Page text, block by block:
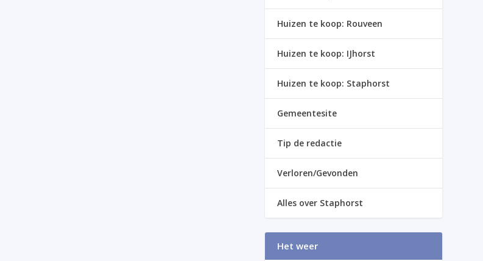
Huizen te koop: Rouveen
Huizen te koop: IJhorst
Huizen te koop: Staphorst
Gemeentesite
Tip de redactie
Verloren/Gevonden
Alles over Staphorst
Het weer